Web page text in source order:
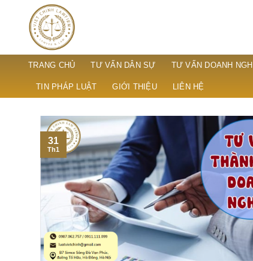
content
TRANG CHỦ TƯ VẤN DÂN SỰ TƯ VẤN DOANH
TIN PHÁP LUẬT GIỚI THIỆU LIÊN HỆ
31
Th1